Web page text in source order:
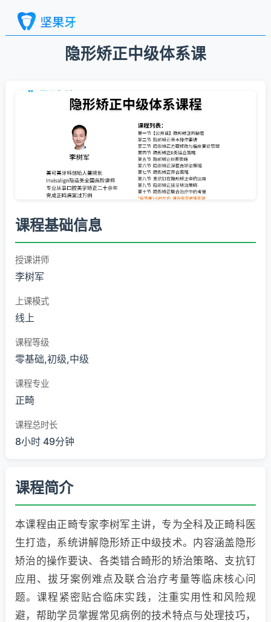
隐形矫正中级体系课
课程基础信息
授课讲师
李树军
上课模式
线上
课程等级
零基础,初级,中级
课程专业
正畸
课程总时长
8小时 49分钟
课程简介
本课程由正畸专家李树军主讲，专为全科及正畸科医
生打造，系统讲解隐形矫正中级技术。内容涵盖隐形
矫治的操作要诀、各类错合畸形的矫治策略、支抗钉
应用、拔牙案例难点及联合治疗考量等临床核心问
题。课程紧密贴合临床实践，注重实用性和风险规
避，帮助学员掌握常见病例的技术特点与处理技巧，